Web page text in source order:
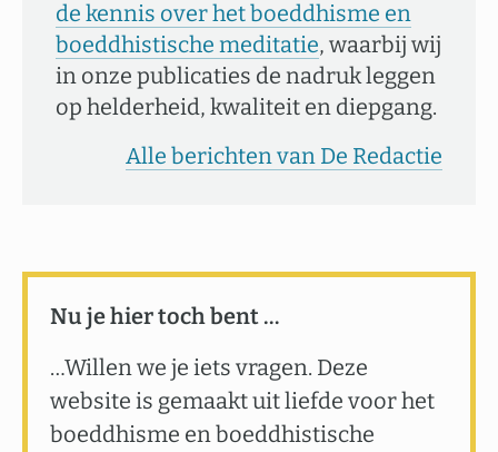
de kennis over het boeddhisme en
boeddhistische meditatie, waarbij wij
in onze publicaties de nadruk leggen
op helderheid, kwaliteit en diepgang.
Alle berichten van De Redactie
Nu je hier toch bent …
…Willen we je iets vragen. Deze
website is gemaakt uit liefde voor het
boeddhisme en boeddhistische